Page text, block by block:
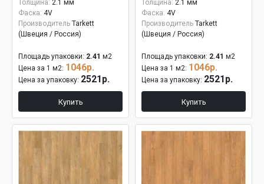
Толщина: 2.1 мм
Фаска: 4V
Производитель Tarkett
(Швеция / Россия)
Площадь упаковки: 2.41 м2
Цена за 1 м2: 1046р.
Цена за упаковку: 2521р.
Купить
Толщина: 2.1 мм
Фаска: 4V
Производитель Tarkett
(Швеция / Россия)
Площадь упаковки: 2.41 м2
Цена за 1 м2: 1046р.
Цена за упаковку: 2521р.
Купить